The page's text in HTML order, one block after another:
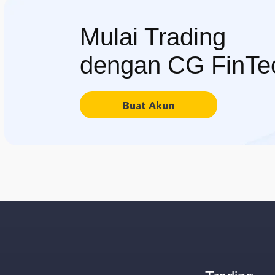
Mulai Trading
dengan CG
Buat Akun